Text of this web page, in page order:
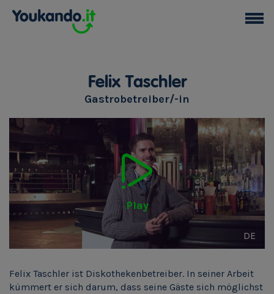
Felix Taschler
Gastrobetreiber/-in
Play
DE
Felix Taschler ist Diskothekenbetreiber. In seiner Arbeit
kümmert er sich darum, dass seine Gäste sich möglichst